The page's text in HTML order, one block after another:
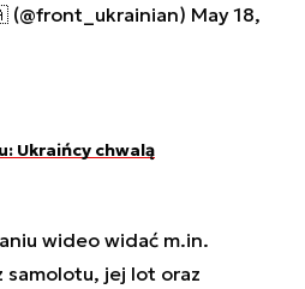
May 18,
Ukraińcy chwalą
wideo widać m.in.
samolotu, jej lot oraz